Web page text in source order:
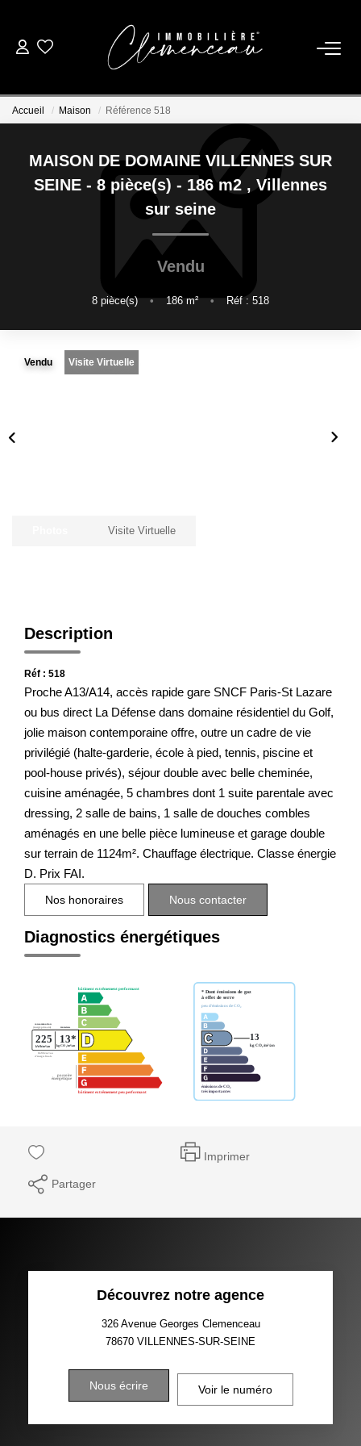
LOCATION
ESTIMATION
BIENS VENDUS
Accueil Maison Référence 518
MAISON DE DOMAINE VILLENNES SUR
SEINE - 8 pièce(s) - 186 m2 , Villennes
sur seine
Vendu
8 pièce(s) • 186m² • Réf : 518
Vendu Visite Virtuelle
Visite Virtuelle
Description
Réf : 518
Proche A13/A14, accès rapide gare SNCF Paris-St Lazare
ou bus direct La Défense dans domaine résidentiel du Golf,
jolie maison contemporaine offre, outre un cadre de vie
privilégié (halte-garderie, école à pied, tennis, piscine et
pool-house privés), séjour double avec belle cheminée,
cuisine aménagée, 5 chambres dont 1 suite parentale avec
dressing, 2 salle de bains, 1 salle de douches combles
aménagés en une belle pièce lumineuse et garage double
sur terrain de 1124m². Chauffage électrique. Classe énergie
D. Prix FAI.
Nos honoraires Nous contacter
Diagnostics énergétiques
Imprimer
Partager
Découvrez notre agence
326 Avenue Georges Clemenceau
78670 VILLENNES-SUR-SEINE
Nous écrire Voir le numéro